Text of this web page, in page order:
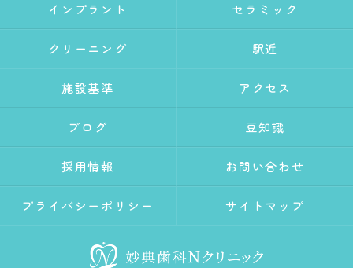
インプラント セラミック
クリーニング 駅近
施設基準 アクセス
ブログ 豆知識
採用情報 お問い合わせ
プライバシーポリシー サイトマップ